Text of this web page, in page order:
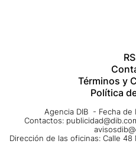
Términos y
Política
Agencia DIB - Fecha de
Contactos:
Dirección de las oficinas: Calle 48